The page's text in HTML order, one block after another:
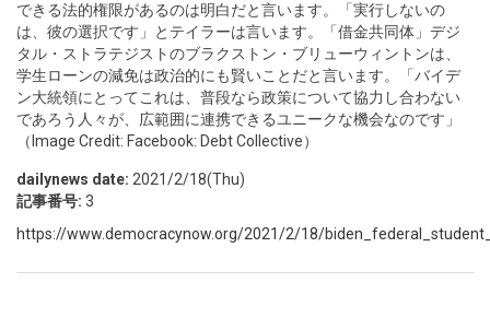
できる法的権限があるのは明白だと言います。「実行しないの
は、彼の選択です」とテイラーは言います。「借金共同体」デジ
タル・ストラテジストのブラクストン・ブリューウィントンは、
学生ローンの減免は政治的にも賢いことだと言います。「バイデ
ン大統領にとってこれは、普段なら政策について協力し合わない
であろう人々が、広範囲に連携できるユニークな機会なのです」
（Image Credit: Facebook: Debt Collective）
dailynews date: 2021/2/18(Thu)
記事番号: 3
https://www.democracynow.org/2021/2/18/